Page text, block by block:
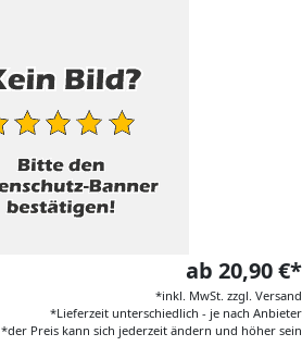
ab 20,90 €*
*inkl. MwSt. zzgl. Versand
*Lieferzeit unterschiedlich - je nach Anbieter
*der Preis kann sich jederzeit ändern und höher sein